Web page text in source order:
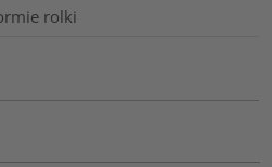
rolki